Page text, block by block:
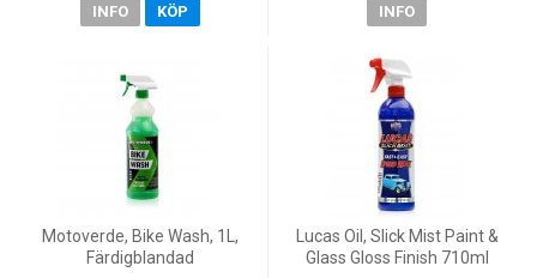
INFO KÖP INFO
Motoverde, Bike Wash, 1L,
Färdigblandad
Lucas Oil, Slick Mist Paint &
Glass Gloss Finish 710ml